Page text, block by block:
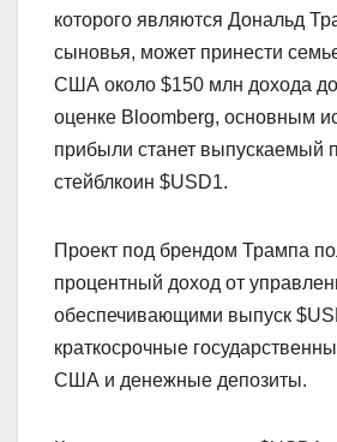
которого являются Дональд
сыновья, может принести
США около $150 млн дохода
оценке Bloomberg, основным
прибыли станет выпускаемый
стейблкоин $USD1.
Проект под брендом Трампа
процентный доход от
обеспечивающими выпуск
краткосрочные
США и денежные депозиты.